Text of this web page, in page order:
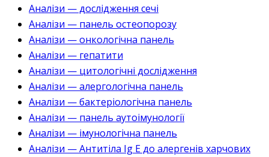
Аналізи — дослідження сечі
Аналізи — панель остеопорозу
Аналізи — онкологічна панель
Аналізи — гепатити
Аналізи — цитологічні дослідження
Аналізи — алергологічна панель
Аналізи — бактеріологічна панель
Аналізи — панель аутоімунології
Аналізи — імунологічна панель
Аналізи — Антитіла Ig E до алергенів харчових